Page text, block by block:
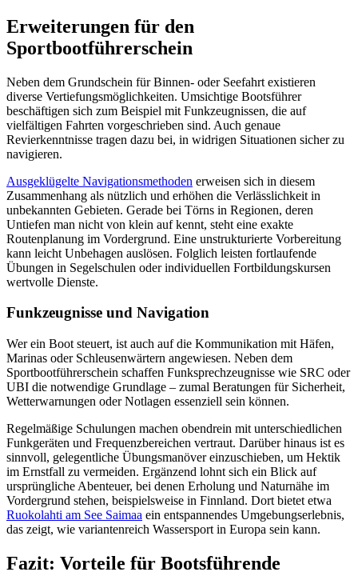
Erweiterungen für den
Sportbootführerschein
Neben dem Grundschein für Binnen- oder Seefahrt existieren
diverse Vertiefungsmöglichkeiten. Umsichtige Bootsführer
beschäftigen sich zum Beispiel mit Funkzeugnissen, die auf
vielfältigen Fahrten vorgeschrieben sind. Auch genaue
Revierkenntnisse tragen dazu bei, in widrigen Situationen sicher zu
navigieren.
Ausgeklügelte Navigationsmethoden erweisen sich in diesem
Zusammenhang als nützlich und erhöhen die Verlässlichkeit in
unbekannten Gebieten. Gerade bei Törns in Regionen, deren
Untiefen man nicht von klein auf kennt, steht eine exakte
Routenplanung im Vordergrund. Eine unstrukturierte Vorbereitung
kann leicht Unbehagen auslösen. Folglich leisten fortlaufende
Übungen in Segelschulen oder individuellen Fortbildungskursen
wertvolle Dienste.
Funkzeugnisse und Navigation
Wer ein Boot steuert, ist auch auf die Kommunikation mit Häfen,
Marinas oder Schleusenwärtern angewiesen. Neben dem
Sportbootführerschein schaffen Funksprechzeugnisse wie SRC oder
UBI die notwendige Grundlage – zumal Beratungen für Sicherheit,
Wetterwarnungen oder Notlagen essenziell sein können.
Regelmäßige Schulungen machen obendrein mit unterschiedlichen
Funkgeräten und Frequenzbereichen vertraut. Darüber hinaus ist es
sinnvoll, gelegentliche Übungsmanöver einzuschieben, um Hektik
im Ernstfall zu vermeiden. Ergänzend lohnt sich ein Blick auf
ursprüngliche Abenteuer, bei denen Erholung und Naturnähe im
Vordergrund stehen, beispielsweise in Finnland. Dort bietet etwa
Ruokolahti am See Saimaa ein entspannendes Umgebungserlebnis,
das zeigt, wie variantenreich Wassersport in Europa sein kann.
Fazit: Vorteile für Bootsführende